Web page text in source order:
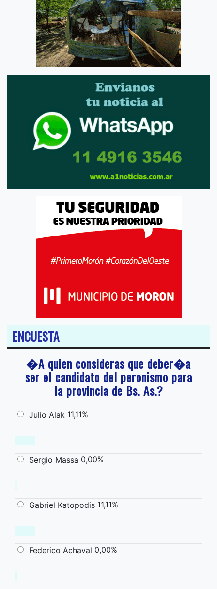
ENCUESTA
�A quien consideras que deber�a
ser el candidato del peronismo para
la provincia de Bs. As.?
Julio Alak 11,11%
Sergio Massa 0,00%
Gabriel Katopodis 11,11%
Federico Achaval 0,00%